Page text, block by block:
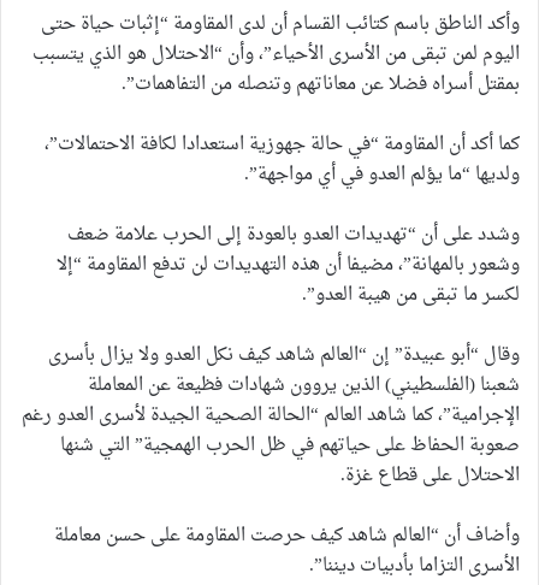
وأكد الناطق باسم كتائب القسام أن لدى المقاومة “إثبات حياة حتى
اليوم لمن تبقى من الأسرى الأحياء”، وأن “الاحتلال هو الذي يتسبب
بمقتل أسراه فضلا عن معاناتهم وتنصله من التفاهمات”.
كما أكد أن المقاومة “في حالة جهوزية استعدادا لكافة الاحتمالات”،
ولديها “ما يؤلم العدو في أي مواجهة”.
وشدد على أن “تهديدات العدو بالعودة إلى الحرب علامة ضعف
وشعور بالمهانة”، مضيفا أن هذه التهديدات لن تدفع المقاومة “إلا
لكسر ما تبقى من هيبة العدو”.
وقال “أبو عبيدة” إن “العالم شاهد كيف نكل العدو ولا يزال بأسرى
شعبنا (الفلسطيني) الذين يروون شهادات فظيعة عن المعاملة
الإجرامية”، كما شاهد العالم “الحالة الصحية الجيدة لأسرى العدو رغم
صعوبة الحفاظ على حياتهم في ظل الحرب الهمجية” التي شنها
الاحتلال على قطاع غزة.
وأضاف أن “العالم شاهد كيف حرصت المقاومة على حسن معاملة
الأسرى التزاما بأدبيات ديننا”.